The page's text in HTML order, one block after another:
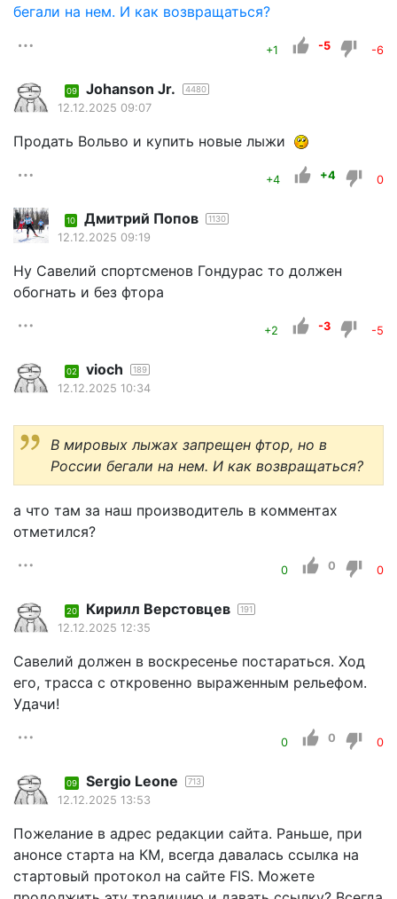
бегали на нем. И как возвращаться?
+1 -5 -6
09 Johanson Jr. 4480
12.12.2025 09:07
Продать Вольво и купить новые лыжи
+4 +4 0
10 Дмитрий Попов 1130
12.12.2025 09:19
Ну Савелий спортсменов Гондурас то должен
обогнать и без фтора
+2 -3 -5
02 vioch 189
12.12.2025 10:34
В мировых лыжах запрещен фтор, но в
России бегали на нем. И как возвращаться?
а что там за наш производитель в комментах
отметился?
0 0 0
20 Кирилл Верстовцев 191
12.12.2025 12:35
Савелий должен в воскресенье постараться. Ход
его, трасса с откровенно выраженным рельефом.
Удачи!
0 0 0
09 Sergio Leone 713
12.12.2025 13:53
Пожелание в адрес редакции сайта. Раньше, при
анонсе старта на КМ, всегда давалась ссылка на
стартовый протокол на сайте FIS. Можете